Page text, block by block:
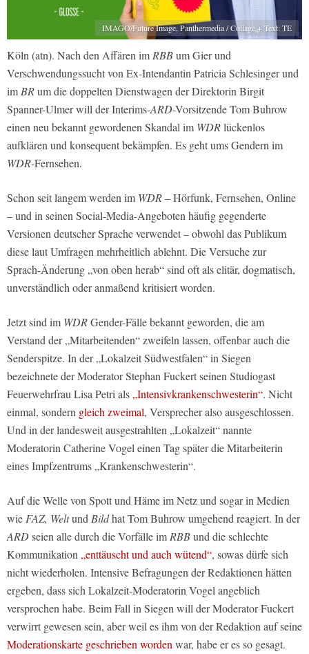
IMAGO/Future Image, Panthermedia / Collage + Text: TE
Köln (atn). Nach den Affären imRBBum Gier und
Verschwendungssucht von Ex-Intendantin Patricia Schlesinger und
imBRum die doppelten Dienstwagen der Direktorin Birgit
Spanner-Ulmer will der Interims-ARD-Vorsitzende Tom Buhrow
einen neu bekannt gewordenen Skandal im WDRlückenlos
aufklären und konsequent bekämpfen. Es geht ums Gendern im
WDR-Fernsehen.
Schon seit langem werden im WDR– Hörfunk, Fernsehen, Online
– und in seinen Social-Media-Angeboten häufig gegenderte
Versionen deutscher Sprache verwendet – obwohl das Publikum
diese laut Umfragen mehrheitlich ablehnt. Die Versuche zur
Sprach-Änderung „von oben herab“ sind oft als elitär, dogmatisch,
unverständlich oder anmaßend kritisiert worden.
Jetzt sind im WDRGender-Fälle bekannt geworden, die am
Verstand der „Mitarbeitenden“ zweifeln lassen, offenbar auch die
Senderspitze. In der „Lokalzeit Südwestfalen“ in Siegen
bezeichnete der Moderator Stephan Fuckert seinen Studiogast
Feuerwehrfrau Lisa Petri als„Intensivkrankenschwesterin“. Nicht
einmal, sondern gleich zweimal, Versprecher also ausgeschlossen.
Und in der landesweit ausgestrahlten „Lokalzeit“ nannte
Moderatorin Catherine Vogel einen Tag später die Mitarbeiterin
eines Impfzentrums „Krankenschwesterin“.
Auf die Welle von Spott und Häme im Netz und sogar in Medien
wieFAZ, WeltundBildhat Tom Buhrow umgehend reagiert. In der
ARDseien alle durch die Vorfälle imRBBund die schlechte
Kommunikation„enttäuscht und auch wütend“, sowas dürfe sich
nicht wiederholen. Intensive Befragungen der Redaktionen hätten
ergeben, dass sich Lokalzeit-Moderatorin Vogel angeblich
versprochen habe. Beim Fall in Siegen will der Moderator Fuckert
verwirrt gewesen sein, aber weil es ihm von der Redaktion auf seine
Moderationskarte geschrieben wordenwar, habe er es so gesagt.